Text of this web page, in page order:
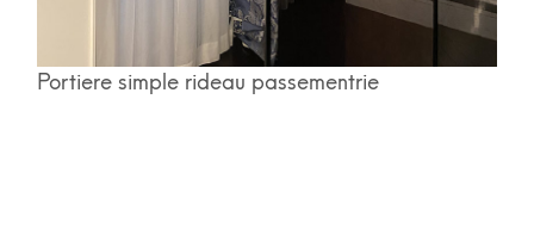
Portiere simple rideau passementrie